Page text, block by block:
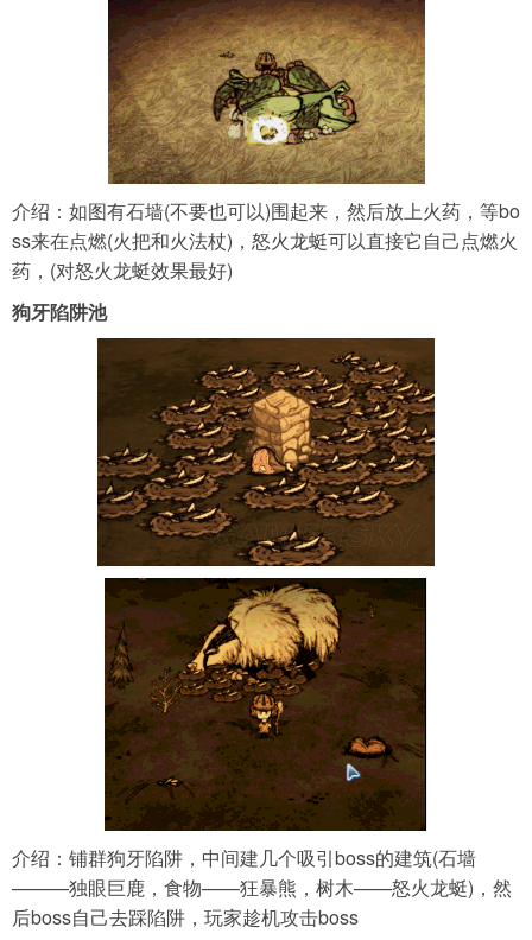
介绍：如图有石墙(不要也可以)围起来，然后放上火药，等bo
ss来在点燃(火把和火法杖)，怒火龙蜓可以直接它自己点燃火
药，(对怒火龙蜓效果最好)
狗牙陷阱池
介绍：铺群狗牙陷阱，中间建几个吸引boss的建筑(石墙
———独眼巨鹿，食物——狂暴熊，树木——怒火龙蜓)，然
后boss自己去踩陷阱，玩家趁机攻击boss